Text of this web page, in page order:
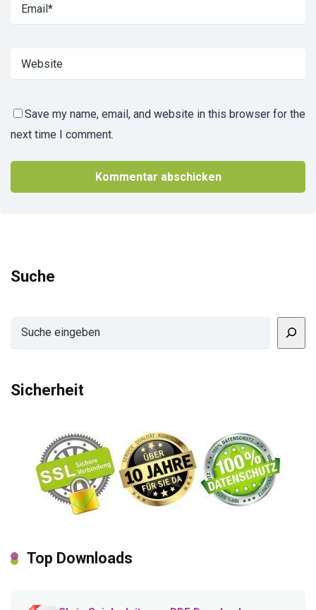
Save my name, email, and website in this browser for the
next time I comment.
Suche
Sicherheit
Top Downloads